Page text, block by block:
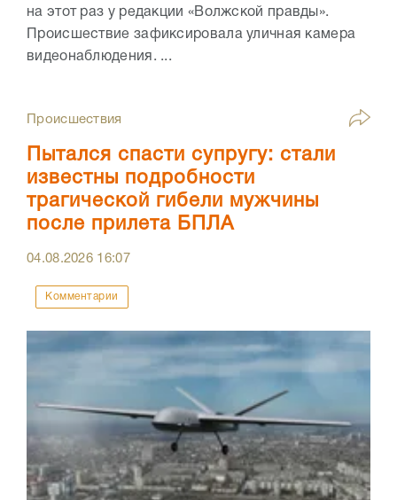
на этот раз у редакции «Волжской правды».
Происшествие зафиксировала уличная камера
видеонаблюдения. ...
Происшествия
Пытался спасти супругу: стали
известны подробности
трагической гибели мужчины
после прилета БПЛА
04.08.2026 16:07
Комментарии